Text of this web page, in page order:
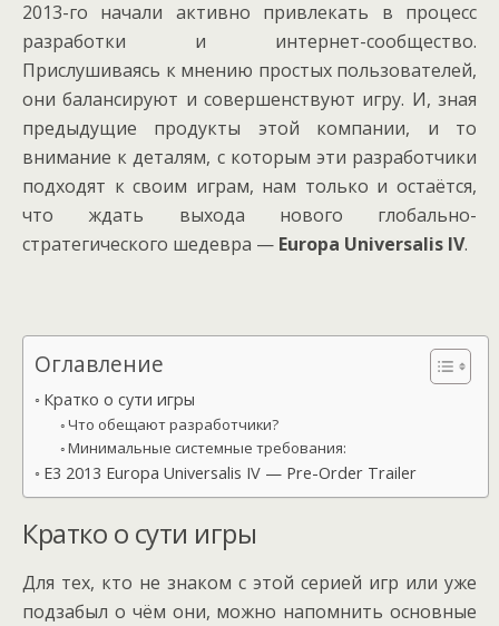
2013-го начали активно привлекать в процесс
разработки и интернет-сообщество.
Прислушиваясь к мнению простых пользователей,
они балансируют и совершенствуют игру. И, зная
предыдущие продукты этой компании, и то
внимание к деталям, с которым эти разработчики
подходят к своим играм, нам только и остаётся,
что ждать выхода нового глобально-
стратегического шедевра — Europa Universalis IV.
Оглавление
Кратко о сути игры
Что обещают разработчики?
Минимальные системные требования:
E3 2013 Europa Universalis IV — Pre-Order Trailer
Кратко о сути игры
Для тех, кто не знаком с этой серией игр или уже
подзабыл о чём они, можно напомнить основные